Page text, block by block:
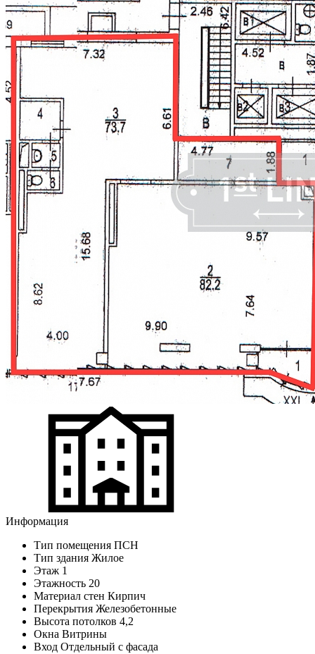
Информация
Тип помещения ПСН
Тип здания Жилое
Этаж 1
Этажность 20
Материал стен Кирпич
Перекрытия Железобетонные
Высота потолков 4,2
Окна Витрины
Вход Отдельный с фасада